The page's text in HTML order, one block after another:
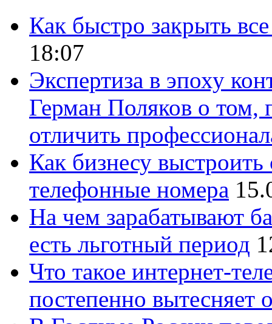
Как быстро закрыть
18:07
Экспертиза в эпоху
Герман Поляков о том,
отличить
Как бизнесу
телефонные номера
На чем зарабатывают
есть льготный период
Что такое интернет-
постепенно вытесняет